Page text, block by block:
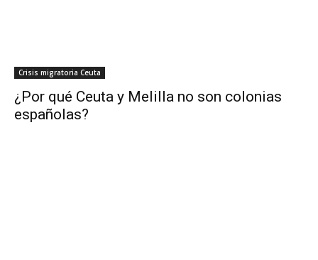
Crisis migratoria Ceuta
¿Por qué Ceuta y Melilla no son colonias
españolas?